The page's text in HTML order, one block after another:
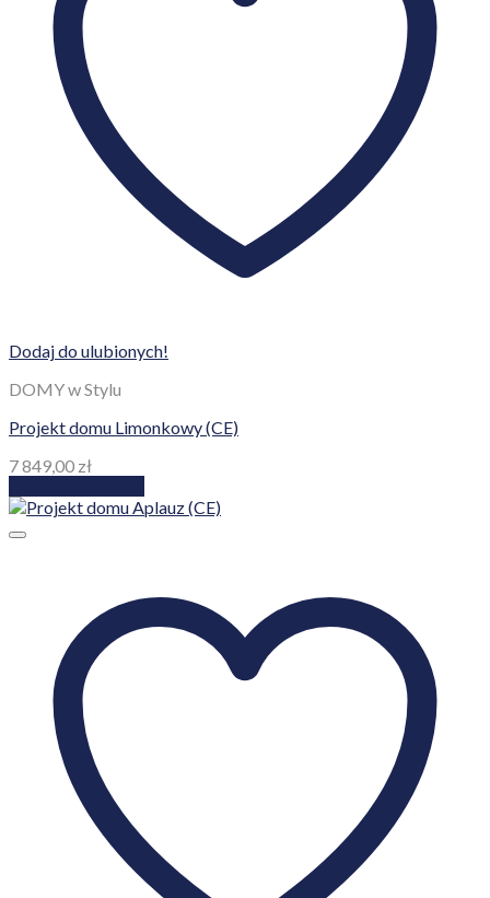
Dodaj do ulubionych!
DOMY w Stylu
Projekt domu Limonkowy (CE)
7 849,00 zł